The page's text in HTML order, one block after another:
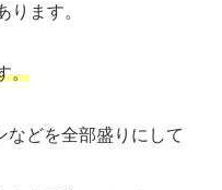
ります。
。
などを全部盛りにして